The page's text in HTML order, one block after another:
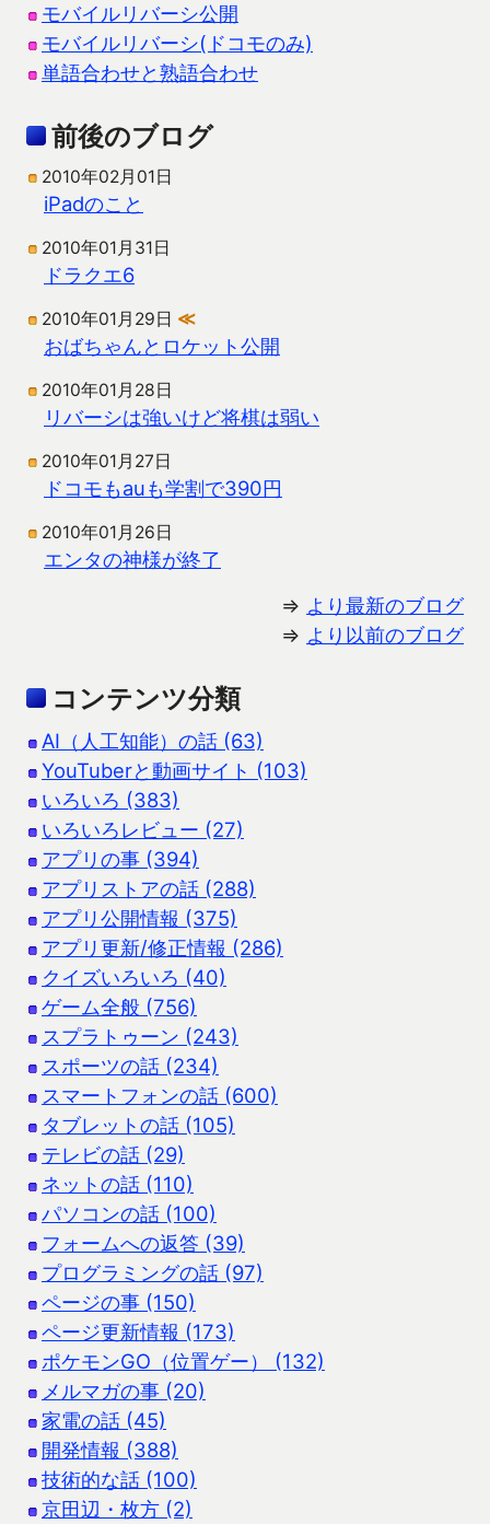
モバイルリバーシ公開
モバイルリバーシ(ドコモのみ)
単語合わせと熟語合わせ
前後のブログ
2010年02月01日
iPadのこと
2010年01月31日
ドラクエ6
2010年01月29日 ≪
おばちゃんとロケット公開
2010年01月28日
リバーシは強いけど将棋は弱い
2010年01月27日
ドコモもauも学割で390円
2010年01月26日
エンタの神様が終了
⇒ より最新のブログ
⇒ より以前のブログ
コンテンツ分類
AI（人工知能）の話 (63)
YouTuberと動画サイト (103)
いろいろ (383)
いろいろレビュー (27)
アプリの事 (394)
アプリストアの話 (288)
アプリ公開情報 (375)
アプリ更新/修正情報 (286)
クイズいろいろ (40)
ゲーム全般 (756)
スプラトゥーン (243)
スポーツの話 (234)
スマートフォンの話 (600)
タブレットの話 (105)
テレビの話 (29)
ネットの話 (110)
パソコンの話 (100)
フォームへの返答 (39)
プログラミングの話 (97)
ページの事 (150)
ページ更新情報 (173)
ポケモンGO（位置ゲー） (132)
メルマガの事 (20)
家電の話 (45)
開発情報 (388)
技術的な話 (100)
京田辺・枚方 (2)